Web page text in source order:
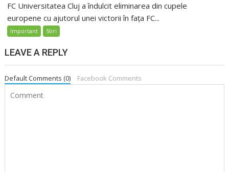
FC Universitatea Cluj a îndulcit eliminarea din cupele
europene cu ajutorul unei victorii în fața FC...
Important Stiri
LEAVE A REPLY
Default Comments (0) Facebook Comments